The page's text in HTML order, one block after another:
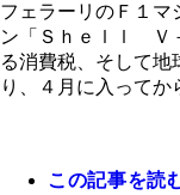
フェラ
ガソリン
販売開始
フェラーリのＦ１マ
ン「Ｓｈｅｌｌ Ｖ
る消費税、そして地
り、４月に入ってか
この記事を読